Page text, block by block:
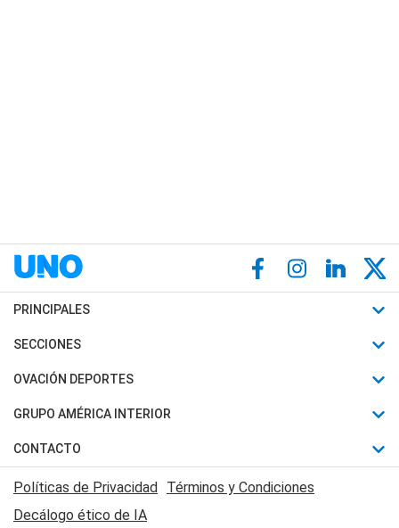
PRINCIPALES
Últimas Noticias
Política
Judiciales
Economia
SECCIONES
Horóscopo
Motores
Trucos caseros
Series y Películas
Edictos y Solicitadas
OVACIÓN DEPORTES
Fútbol
Mundial
Automovilismo
Rugby
GRUPO AMÉRICA INTERIOR
Canal 7 en Vivo
CONTACTO
Acerca de Nosotros
Contactanos
Políticas de Privacidad Términos y Condiciones
Decálogo ético de IA